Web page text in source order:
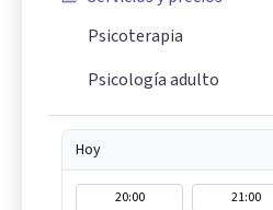
Psicoterapia
Psicología adulto
Hoy
20:00 21:00